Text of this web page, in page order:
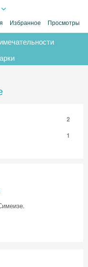
Избранное Просмотры
2
1